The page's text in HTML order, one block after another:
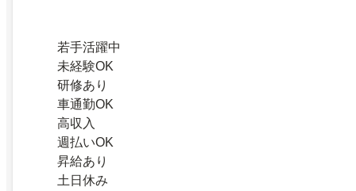
若手活躍中
未経験OK
研修あり
車通勤OK
高収入
週払いOK
昇給あり
土日休み